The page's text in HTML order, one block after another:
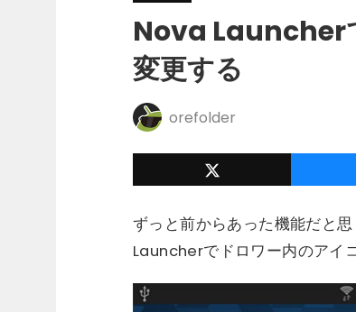
Nova Launcher
変更する
orefolder
ずっと前からあった機能だと
Launcherでドロワー内のアイ